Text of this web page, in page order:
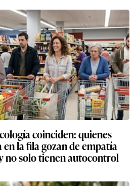
coinciden: quienes
la fila gozan de empatía
no solo tienen autocontrol